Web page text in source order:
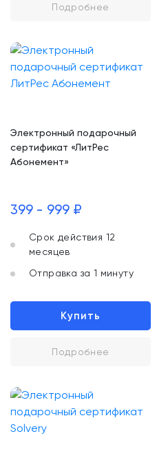
Подробнее
Электронный подарочный
сертификат «ЛитРес
Абонемент»
399 - 999 ₽
Срок действия 12
месяцев
Отправка за 1 минуту
Купить
Подробнее